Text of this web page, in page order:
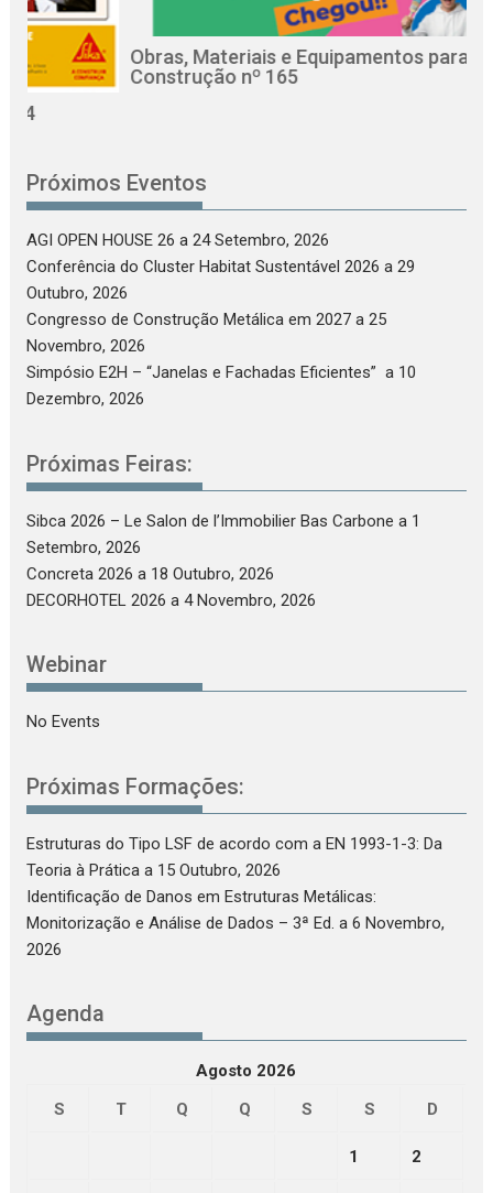
Obras, Materiais e Equipamentos para a
Construção nº 165
Próximos Eventos
AGI OPEN HOUSE 26 a 24 Setembro, 2026
Conferência do Cluster Habitat Sustentável 2026 a 29
Outubro, 2026
Congresso de Construção Metálica em 2027 a 25
Novembro, 2026
Simpósio E2H – “Janelas e Fachadas Eficientes” a 10
Dezembro, 2026
Próximas Feiras:
Sibca 2026 – Le Salon de l’Immobilier Bas Carbone a 1
Setembro, 2026
Concreta 2026 a 18 Outubro, 2026
DECORHOTEL 2026 a 4 Novembro, 2026
Webinar
No Events
Próximas Formações:
Estruturas do Tipo LSF de acordo com a EN 1993-1-3: Da
Teoria à Prática a 15 Outubro, 2026
Identificação de Danos em Estruturas Metálicas:
Monitorização e Análise de Dados – 3ª Ed. a 6 Novembro,
2026
Agenda
Agosto 2026
S
T Q Q S S D
1 2